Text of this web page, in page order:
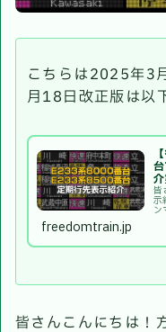
こちらは2025年3
月18日改正版は以
介
皆
示
ン
freedomtrain.jp
皆さんこんにちは！